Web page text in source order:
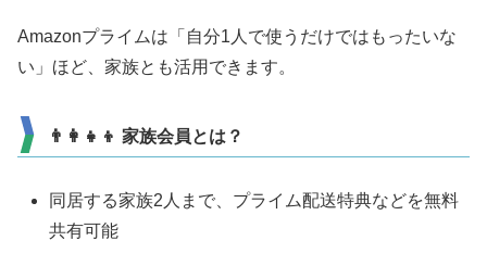
Amazonプライムは「自分1人で使うだけではもったいな
い」ほど、家族とも活用できます。
👨‍👩‍👧‍👦 家族会員とは？
同居する家族2人まで、プライム配送特典などを無料
共有可能